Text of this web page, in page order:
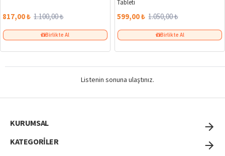
817,00 ₺ 1.100,00 ₺
Birlikte Al
Tableti
599,00 ₺ 1.050,00 ₺
Birlikte Al
Listenin sonuna ulaştınız.
KURUMSAL
KATEGORİLER